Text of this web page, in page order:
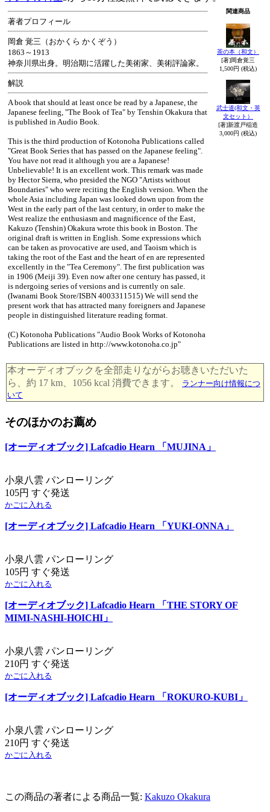
著者プロフィール
岡倉 覚三（おかくら かくぞう）
1863～1913
神奈川県出身。明治期に活躍した美術家、美術評論家。
解説
A book that should at least once be read by a Japanese, the
Japanese feeling, "The Book of Tea" by Tenshin Okakura that
is published in Audio Book.
This is the third production of Kotonoha Publications called
"Great Book Series that has passed on the Japanese feeling".
You have not read it although you are a Japanese!
Unbelievable! It is an excellent work. This remark was made
by Hector Sierra, who presided the NGO "Artists without
Boundaries" who were reciting the English version. When the
whole Asia including Japan was looked down upon from the
West in the early part of the last century, in order to make the
West realize the enthusiasm and magnificence of the East,
Kakuzo (Tenshin) Okakura wrote this book in Boston. The
original draft is written in English. Some expressions which
can be taken as provocative are used, and Taoism which is
taking the root of the East and the heart of en are represented
excellently in the "Tea Ceremony". The first publication was
in 1906 (Meiji 39). Even now after one century has passed, it
is ndergoing series of versions and is currently on sale.
(Iwanami Book Store/ISBN 4003311515) We will send the
present work that has attracted many foreigners and Japanese
people in distinguished literature reading format.
(C) Kotonoha Publications "Audio Book Works of Kotonoha
Publications are listed in http://www.kotonoha.co.jp"
関連商品
茶の本（和文）
[著]岡倉覚三
1,500円 (税込)
武士道(和文・英
文セット）
[著]新渡戸稲造
3,000円 (税込)
本オーディオブックを全部走りながらお聴きいただいた
ら、約 17 km、1056 kcal 消費できます。
ランナー向け情報につ
いて
そのほかのお薦め
[オーディオブック] Lafcadio Hearn 「MUJINA」
小泉八雲 パンローリング
105円 すぐ発送
かごに入れる
[オーディオブック] Lafcadio Hearn 「YUKI-ONNA」
小泉八雲 パンローリング
105円 すぐ発送
かごに入れる
[オーディオブック] Lafcadio Hearn 「THE STORY OF
MIMI-NASHI-HOICHI」
小泉八雲 パンローリング
210円 すぐ発送
かごに入れる
[オーディオブック] Lafcadio Hearn 「ROKURO-KUBI」
小泉八雲 パンローリング
210円 すぐ発送
かごに入れる
この商品の著者による商品一覧: Kakuzo Okakura